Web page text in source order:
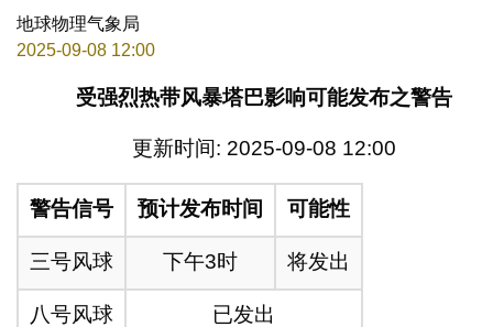
地球物理气象局
2025-09-08 12:00
受强烈热带风暴塔巴影响可能发布之警告
更新时间: 2025-09-08 12:00
警告信号 预计发布时间 可能性
三号风球 下午3时 将发出
八号风球 已发出